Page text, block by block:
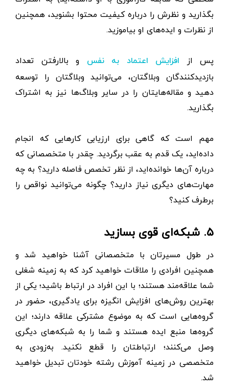
بگذارید و نظرش را درباره کیفیت محتوا بشنوید، همچنین
از نظرات و ایده‌های او بیاموزید.
پس از افزایش اعتماد به نفس
و بالارفتن تعداد
بازدیدکنندگان وبلاگتان، می‌توانید وبلاگتان را توسعه
دهید و مقاله‌هایتان را در سایر وبلاگ‌ها نیز به اشتراک
بگذارید.
مهم است که گاهی برای ارزیابی کارهایی که انجام
داده‌اید، یک قدم به عقب برگردید. چقدر با متخصصانی که
درباره آن‌ها خوانده‌اید، از نظر تخصص فاصله دارید؟ به چه
مهارت‌های دیگری نیاز دارید؟ چگونه می‌توانید نواقص را
برطرف کنید؟
۵. شبکه‌ای قوی بسازید
در طول مسیرتان با متخصصانی آشنا خواهید شد و
همچنین افرادی را ملاقات خواهید کرد که به زمینه شغلی
شما علاقه‌مند هستند؛ با این افراد در ارتباط باشید؛ یکی از
بهترین روش‌های افزایش انگیزه برای یادگیری، حضور در
گروه‌هایی است که به موضوع مشترکی علاقه دارند؛ این
گروه‌ها منبع ایده هستند و شما را به شبکه‌های دیگری
وصل می‌کنند؛ ارتباطتان را قطع نکنید. به‌زودی به
متخصصی در زمینه آموزش رشته خودتان تبدیل خواهید
شد.